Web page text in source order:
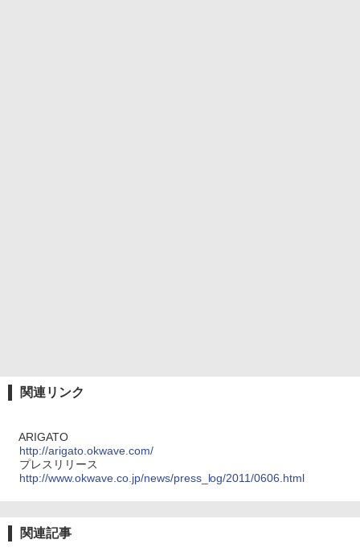
関連リンク
ARIGATO
http://arigato.okwave.com/
プレスリリース
http://www.okwave.co.jp/news/press_log/2011/0606.html
関連記事